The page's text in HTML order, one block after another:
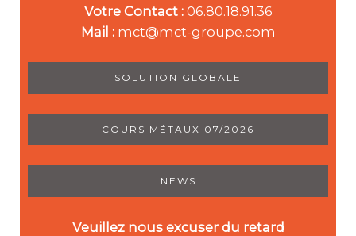
Votre Contact : 06.80.18.91.36
Mail : mct@mct-groupe.com
SOLUTION GLOBALE
COURS MÉTAUX 07/2026
NEWS
Veuillez nous excuser du retard